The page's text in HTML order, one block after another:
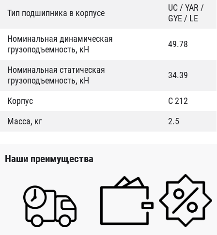
Тип подшипника в корпусе
UC / YAR /
GYE / LE
Номинальная динамическая
грузоподъемность, кН
49.78
Номинальная статическая
грузоподъемность, кН
34.39
Корпус
C 212
Масса, кг
2.5
Наши преимущества